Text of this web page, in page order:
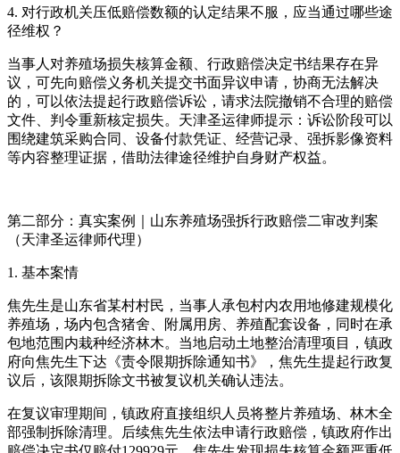
4. 对行政机关压低赔偿数额的认定结果不服，应当通过哪些途
径维权？
当事人对养殖场损失核算金额、行政赔偿决定书结果存在异
议，可先向赔偿义务机关提交书面异议申请，协商无法解决
的，可以依法提起行政赔偿诉讼，请求法院撤销不合理的赔偿
文件、判令重新核定损失。天津圣运律师提示：诉讼阶段可以
围绕建筑采购合同、设备付款凭证、经营记录、强拆影像资料
等内容整理证据，借助法律途径维护自身财产权益。
第二部分：真实案例｜山东养殖场强拆行政赔偿二审改判案
（天津圣运律师代理）
1. 基本案情
焦先生是山东省某村村民，当事人承包村内农用地修建规模化
养殖场，场内包含猪舍、附属用房、养殖配套设备，同时在承
包地范围内栽种经济林木。当地启动土地整治清理项目，镇政
府向焦先生下达《责令限期拆除通知书》，焦先生提起行政复
议后，该限期拆除文书被复议机关确认违法。
在复议审理期间，镇政府直接组织人员将整片养殖场、林木全
部强制拆除清理。后续焦先生依法申请行政赔偿，镇政府作出